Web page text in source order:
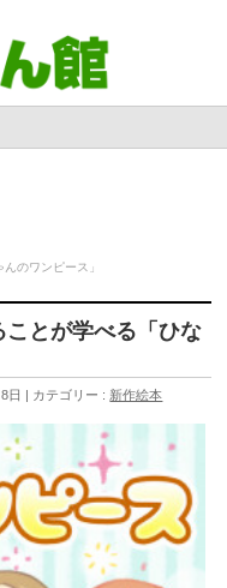
のワンピース」
とが学べる「ひな
日 カテゴリー : 新作絵本